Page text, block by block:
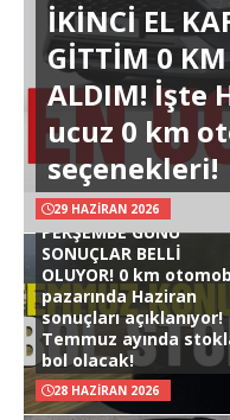
İKİNCİ EL
GİTTİM 0
ALDIM! İşte
ucuz 0 km
seçenekleri!
29 HAZIRAN 2026
PERŞEMBE GÜNÜ
SONUÇLAR BELLİ
OLUYOR! 0 km
pazarında Haziran
sonuçları açıklanıyor!
Temmuz ayında
bol olacak!
28 HAZIRAN 2026